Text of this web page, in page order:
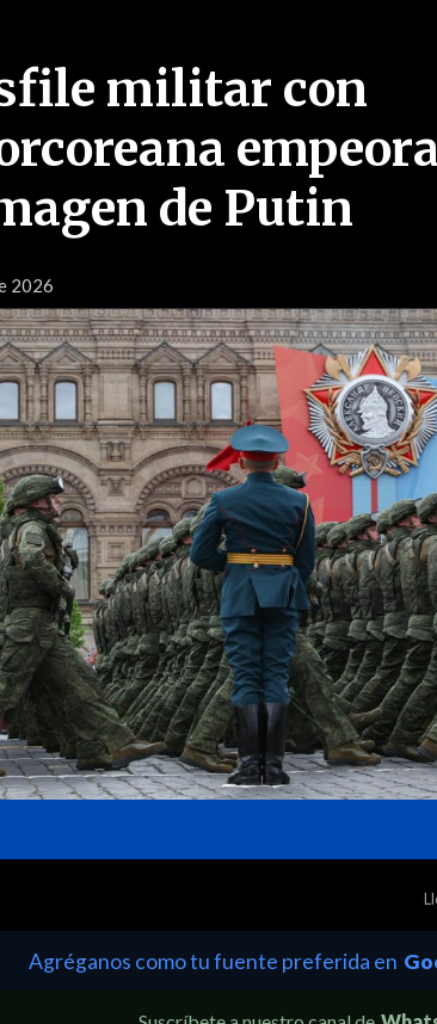
militar con
de Putin
2026
Agréganos como tu fuente preferida en